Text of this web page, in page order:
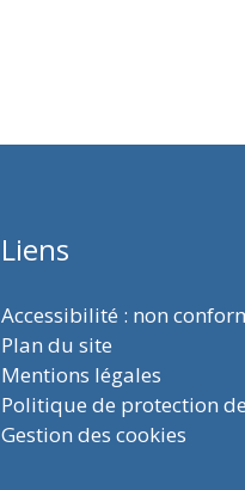
Liens
Accessibilité : non
Plan du site
Mentions légales
Politique de protection
Gestion des cookies